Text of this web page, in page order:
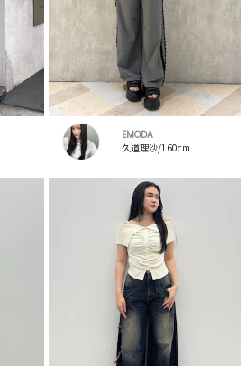
EMODA
久道理沙/160cm